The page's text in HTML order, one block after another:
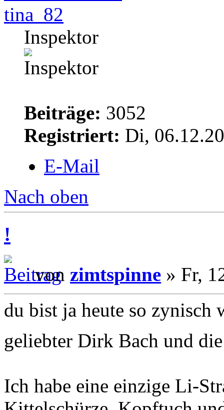
tina_82
Inspektor
Beiträge: 3052
Registriert: Di,
E-Mail
Nach oben
!
von zimtspinne » Fr,
du bist ja heute so zynisch
geliebter Dirk Bach und
Ich habe eine einzige Li-